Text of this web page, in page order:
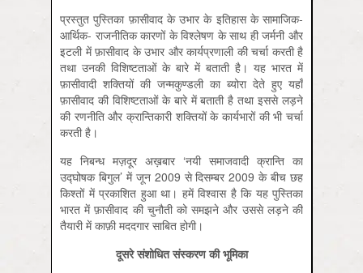
प्रस्तुत पुस्तिका फ़ासीवाद के उभार के इतिहास के सामाजिक-
आर्थिक- राजनीतिक कारणों के विश्लेषण के साथ ही जर्मनी और
इटली में फ़ासीवाद के उभार और कार्यप्रणाली की चर्चा करती है
तथा उनकी विशिष्टताओं के बारे में बताती है। यह भारत में
फ़ासीवादी शक्तियों की जन्मकुण्डली का ब्योरा देते हुए यहाँ
फ़ासीवाद की विशिष्टताओं के बारे में बताती है तथा इससे लड़ने
की रणनीति और क्रान्तिकारी शक्तियों के कार्यभारों की भी चर्चा
करती है।
यह निबन्ध मज़दूर अख़बार ‘नयी समाजवादी क्रान्ति का
उद्घोषक बिगुल’ में जून 2009 से दिसम्बर 2009 के बीच छह
किश्तों में प्रकाशित हुआ था। हमें विश्वास है कि यह पुस्तिका
भारत में फ़ासीवाद की चुनौती को समझने और उससे लड़ने की
तैयारी में काफ़ी मददगार साबित होगी।
दूसरे संशोधित संस्करण की भूमिका